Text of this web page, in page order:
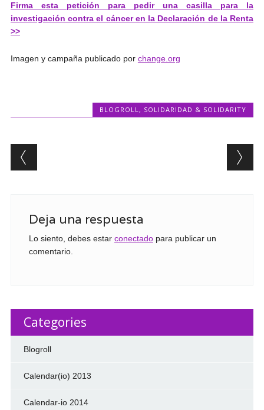
Firma esta petición para pedir una casilla para la
investigación contra el cáncer en la Declaración de la Renta
>>
Imagen y campaña publicado por change.org
BLOGROLL, SOLIDARIDAD & SOLIDARITY
Post navigation
Deja una respuesta
Lo siento, debes estar conectadopara publicar un
comentario.
Categories
Blogroll
Calendar(io) 2013
Calendar-io 2014